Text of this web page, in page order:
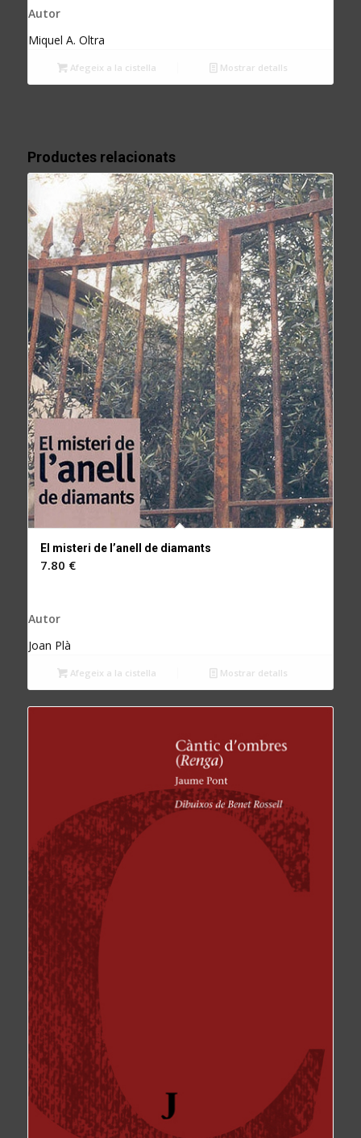
Autor
Miquel A. Oltra
Afegeix a la cistella Mostrar detalls
Productes relacionats
El misteri de l’anell de diamants
7.80 €
Autor
Joan Plà
Afegeix a la cistella Mostrar detalls